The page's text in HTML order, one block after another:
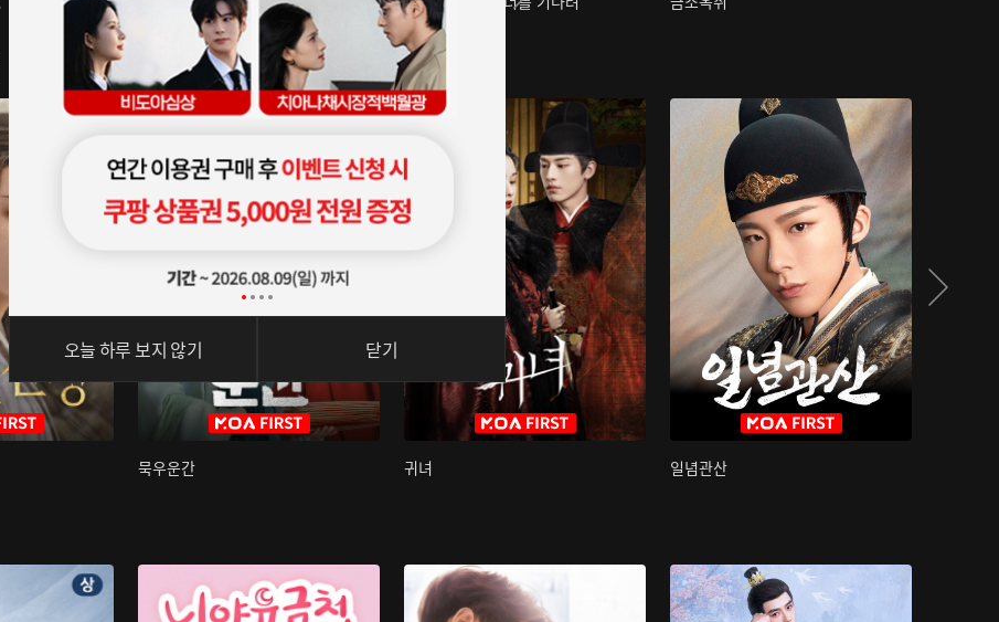
묵우운간 귀녀 일념관산
오늘 하루 보지 않기 닫기